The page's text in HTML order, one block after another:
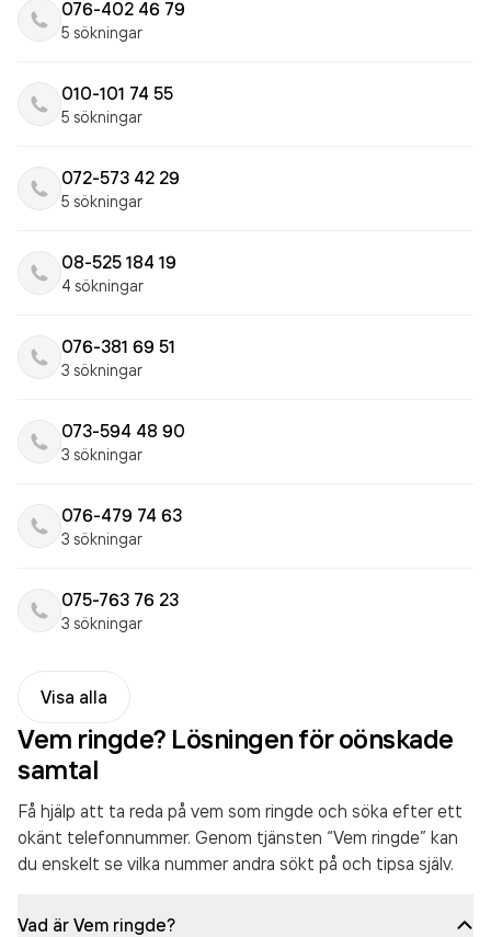
076-402 46 79
5 sökningar
010-101 74 55
5 sökningar
072-573 42 29
5 sökningar
08-525 184 19
4 sökningar
076-381 69 51
3 sökningar
073-594 48 90
3 sökningar
076-479 74 63
3 sökningar
075-763 76 23
3 sökningar
Visa alla
Vem ringde? Lösningen för oönskade
samtal
Få hjälp att ta reda på vem som ringde och söka efter ett
okänt telefonnummer. Genom tjänsten “Vem ringde” kan
du enskelt se vilka nummer andra sökt på och tipsa själv.
Vad är Vem ringde?